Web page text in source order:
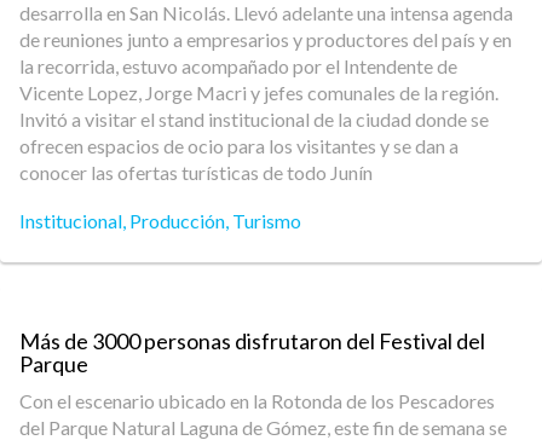
desarrolla en San Nicolás. Llevó adelante una intensa agenda
de reuniones junto a empresarios y productores del país y en
la recorrida, estuvo acompañado por el Intendente de
Vicente Lopez, Jorge Macri y jefes comunales de la región.
Invitó a visitar el stand institucional de la ciudad donde se
ofrecen espacios de ocio para los visitantes y se dan a
conocer las ofertas turísticas de todo Junín
Institucional, Producción, Turismo
Más de 3000 personas disfrutaron del Festival del
Parque
Con el escenario ubicado en la Rotonda de los Pescadores
del Parque Natural Laguna de Gómez, este fin de semana se